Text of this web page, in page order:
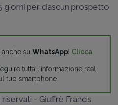
giorni per ciascun prospetto
anche su WhatsApp! Clicca
tutta l'informazione real
tuo smartphone.
- Giuffrè Francis